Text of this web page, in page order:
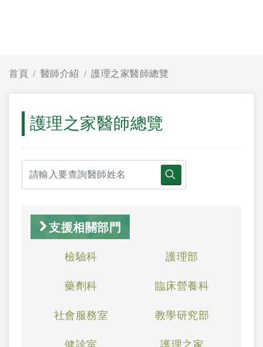
首頁 醫師介紹 護理之家醫師總覽
護理之家醫師總覽
支援相關部門
檢驗科 護理部
藥劑科 臨床營養科
社會服務室 教學研究部
健診室 護理之家